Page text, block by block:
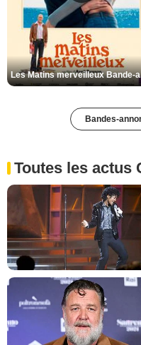
Bandes-
Toutes les actus